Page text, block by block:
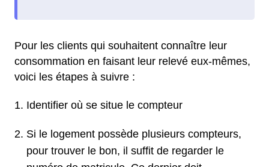
Pour les clients qui souhaitent connaître leur
consommation en faisant leur relevé eux-mêmes,
voici les étapes à suivre :
Identifier où se situe le compteur
Si le logement possède plusieurs compteurs,
pour trouver le bon, il suffit de regarder le